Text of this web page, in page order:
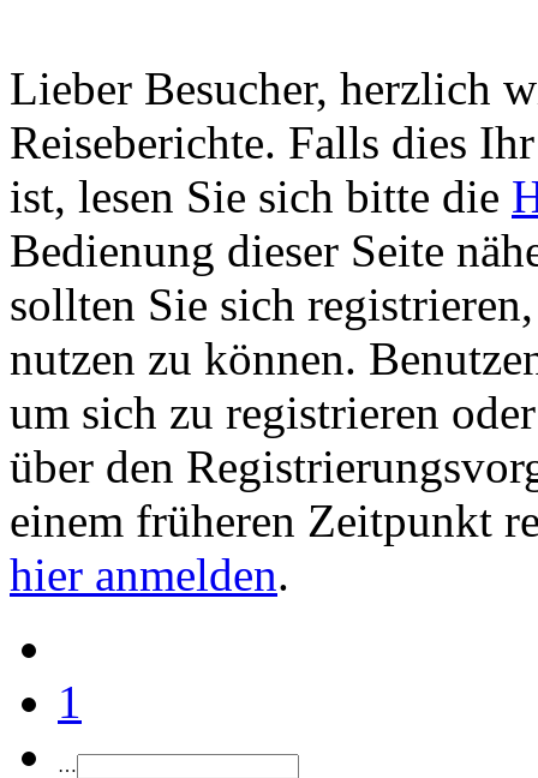
Lieber Besucher, herzlich
Reiseberichte. Falls dies
ist, lesen Sie sich bitte die
Bedienung dieser Seite
sollten Sie sich
nutzen zu können.
um sich zu registrieren
über den
einem früheren Zeitpunkt
hier anmelden.
1
…